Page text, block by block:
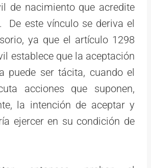
de nacimiento que acredite
De este vínculo se deriva el
ya que el artículo 1298
establece que la aceptación
puede ser tácita, cuando el
acciones que suponen,
la intención de aceptar y
ejercer en su condición de